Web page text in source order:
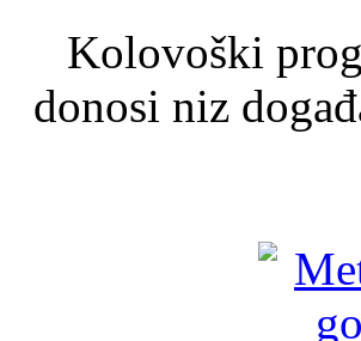
Kolovoški
donosi niz